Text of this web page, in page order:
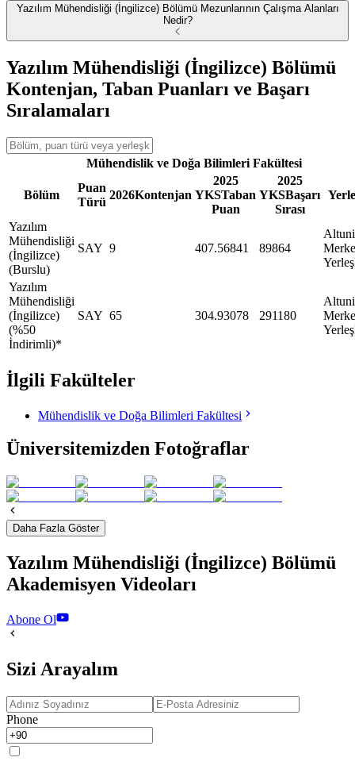
Yazılım Mühendisliği (İngilizce) Bölümü Mezunlarının Çalışma Alanları
Nedir?
Yazılım Mühendisliği (İngilizce) Bölümü
Kontenjan, Taban Puanları ve Başarı
Sıralamaları
Mühendislik ve Doğa Bilimleri Fakültesi
Bölüm
Puan
Türü
2026Kontenjan
2025
YKSTaban
Puan
2025
YKSBaşarı
Sırası
Yazılım
Mühendisliği
(İngilizce)
(Burslu)
SAY 9 407.56841 89864
Yazılım
Mühendisliği
(İngilizce)
(%50
İndirimli)*
SAY 65 304.93078 291180
İlgili Fakülteler
Mühendislik ve Doğa Bilimleri Fakültesi
Üniversitemizden Fotoğraflar
Daha Fazla Göster
Yazılım Mühendisliği (İngilizce) Bölümü
Akademisyen Videoları
Abone Ol
Sizi Arayalım
Phone